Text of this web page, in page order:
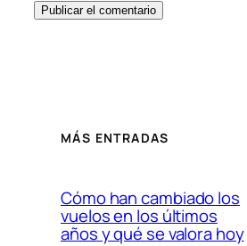
MÁS ENTRADAS
Cómo han cambiado los
vuelos en los últimos
años y qué se valora hoy